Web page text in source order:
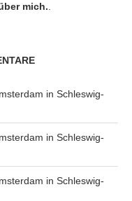
mich..
in Schleswig-
in Schleswig-
in Schleswig-